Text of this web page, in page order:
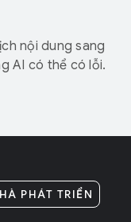
nội dung sang
AI có thể có lỗi.
PHÁT TRIỂN